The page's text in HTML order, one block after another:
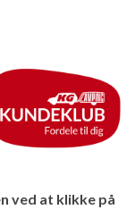
ved at klikke på